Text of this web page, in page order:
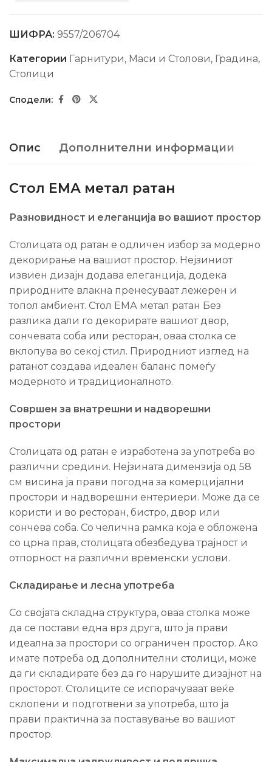
ШИФРА: 9557/206704
Категории Гарнитури, Маси и Столови, Градина,
Столици
Опис Дополнителни информации
Стол ЕМА метал ратан
Разновидност и елеганција во вашиот простор
Столицата од ратан е одличен избор за модерно
декорирање на вашиот простор. Нејзиниот
извиен дизајн додава елеганција, додека
природните влакна пренесуваат лежерен и
топол амбиент. Стол ЕМА метал ратан Без
разлика дали го декорирате вашиот двор,
сончевата соба или ресторан, оваа столка се
вклопува во секој стил. Природниот изглед на
ратанот создава идеален баланс помеѓу
модерното и традиционалното.
Совршен за внатрешни и надворешни
простори
Столицата од ратан е изработена за употреба во
различни средини. Нејзината димензија од 58
см висина ја прави погодна за комерцијални
простори и надворешни ентериери. Може да се
користи и во ресторан, бистро, двор или
сончева соба. Со челична рамка која е обложена
со црна прав, столицата обезбедува трајност и
отпорност на различни временски услови.
Складирање и лесна употреба
Со својата складна структура, оваа столка може
да се постави една врз друга, што ја прави
идеална за простори со ограничен простор. Ако
имате потреба од дополнителни столици, може
да ги складирате без да го нарушите дизајнот на
просторот. Столиците се испорачуваат веќе
склопени и подготвени за употреба, што ја
прави практична за поставување во вашиот
простор.